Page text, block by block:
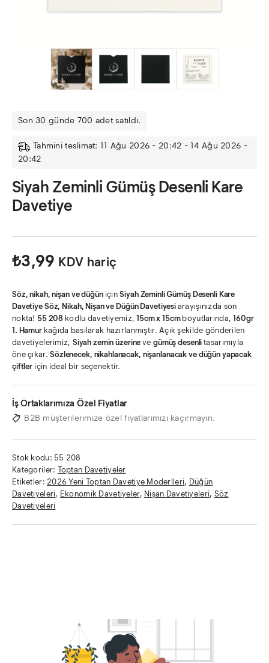
Son 30 günde 700 adet satıldı.
Tahmini teslimat: 11 Ağu 2026 - 20:42 - 14 Ağu 2026 -
20:42
Siyah Zeminli Gümüş Desenli Kare
Davetiye
₺3,99 KDV hariç
Söz, nikah, nişan ve düğüniçinSiyah Zeminli Gümüş Desenli Kare
DavetiyeSöz, Nikah, Nişan ve Düğün Davetiyesi arayışınızda son
nokta! 55 208 kodlu davetiyemiz, 15cm x 15cm boyutlarında,160gr
1. Hamur kağıda basılarak hazırlanmıştır. Açık şekilde gönderilen
davetiyelerimiz, Siyah zemin üzerinevegümüş desenlitasarımıyla
öne çıkar.Sözlenecek, nikahlanacak, nişanlanacak ve düğün yapacak
çiftler için ideal bir seçenektir.
İş Ortaklarımıza Özel Fiyatlar
B2B müşterilerimize özel fiyatlarımızı kaçırmayın.
Stok kodu: 55 208
Kategoriler: Toptan Davetiyeler
Etiketler:2026 Yeni Toptan Davetiye Moderlleri, Düğün
Davetiyeleri, Ekonomik Davetiyeler, Nişan Davetiyeleri, Söz
Davetiyeleri